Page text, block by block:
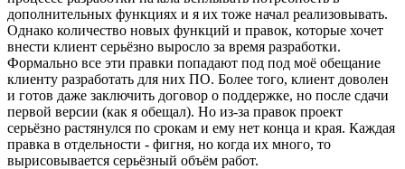
дополнительных функциях и я их тоже начал реализовывать.
Однако количество новых функций и правок, которые хочет
внести клиент серьёзно выросло за время разработки.
Формально все эти правки попадают под под моё обещание
клиенту разработать для них ПО. Более того, клиент доволен
и готов даже заключить договор о поддержке, но после сдачи
первой версии (как я обещал). Но из-за правок проект
серьёзно растянулся по срокам и ему нет конца и края. Каждая
правка в отдельности - фигня, но когда их много, то
вырисовывается серьёзный объём работ.